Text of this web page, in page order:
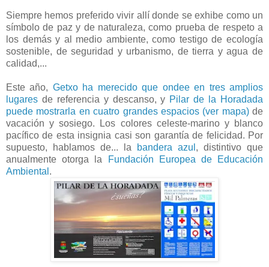
Siempre hemos preferido vivir allí donde se exhibe como un
símbolo de paz y de naturaleza, como prueba de respeto a
los demás y al medio ambiente, como testigo de ecología
sostenible, de seguridad y urbanismo, de tierra y agua de
calidad,...
Este año, Getxo ha merecido que ondee en tres amplios
lugares de referencia y descanso, y Pilar de la Horadada
puede mostrarla en cuatro grandes espacios (ver mapa)de
vacación y sosiego. Los colores celeste-marino y blanco
pacífico de esta insignia casi son garantía de felicidad. Por
supuesto, hablamos de... la
bandera azul , distintivo que
anualmente otorga la
Fundación Europea de Educación
Ambiental .